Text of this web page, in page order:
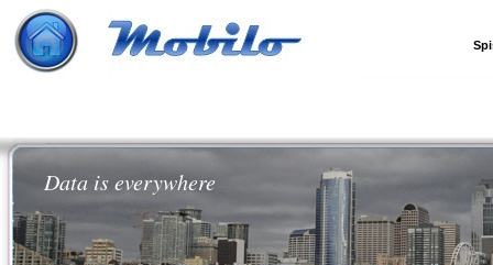
Data is everywhere